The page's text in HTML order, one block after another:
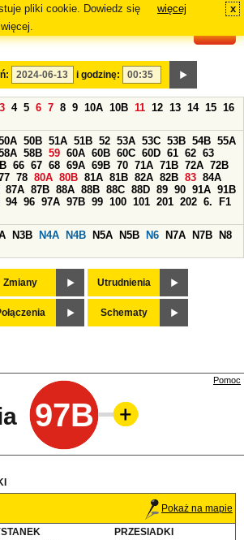
pliki cookie. Dowiedz się
więcej.
więcej x
i godzinę:
3 4 5 6 7 8 9 10A 10B 11 12 13 14 15 16
50B 51A 51B 52 53A 53C 53B 54B 55A
58B 59 60A 60B 60C 60D 61 62 63
66 67 68 69A 69B 70 71A 71B 72A 72B
78 80A 80B 81A 81B 82A 82B 83 84A
87A 87B 88A 88B 88C 88D 89 90 91A 91B
94 96 97A 97B 99 100 101 201 202 6.
F1
N3B N4A N4B N5A N5B N6 N7A N7B
N8
Zmiany Utrudnienia
Schematy
97B
Pomoc
Pokaż na mapie
PRZESIADKI